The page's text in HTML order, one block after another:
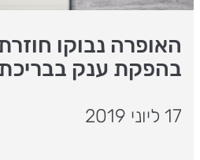
האופרה נבוקו
בהפקת ענק
17 ליוני 2019